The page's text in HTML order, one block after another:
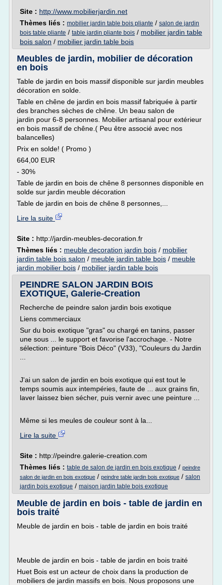
Site : http://www.mobilierjardin.net
Thèmes liés : mobilier jardin table bois pliante / salon de jardin
bois table pliante / table jardin pliante bois / mobilier jardin table
bois salon / mobilier jardin table bois
Meubles de jardin, mobilier de décoration
en bois
Table de jardin en bois massif disponible sur jardin meubles
décoration en solde.
Table en chêne de jardin en bois massif fabriquée à partir
des branches sèches de chêne. Un beau salon de
jardin pour 6-8 personnes. Mobilier artisanal pour extérieur
en bois massif de chêne.( Peu être associé avec nos
balancelles)
Prix en solde! ( Promo )
664,00 EUR
- 30%
Table de jardin en bois de chêne 8 personnes disponible en
solde sur jardin meuble décoration
Table de jardin en bois de chêne 8 personnes,...
Lire la suite
Site : http://jardin-meubles-decoration.fr
Thèmes liés : meuble decoration jardin bois / mobilier
jardin table bois salon / meuble jardin table bois / meuble
jardin mobilier bois / mobilier jardin table bois
PEINDRE SALON JARDIN BOIS
EXOTIQUE, Galerie-Creation
Recherche de peindre salon jardin bois exotique
Liens commerciaux
Sur du bois exotique "gras" ou chargé en tanins, passer
une sous ... le support et favorise l'accrochage. - Notre
sélection: peinture "Bois Déco" (V33), "Couleurs du Jardin
J'ai un salon de jardin en bois exotique qui est tout le
temps soumis aux intempéries, faute de ... aux grains fin,
laver laissez bien sécher, puis vernir avec une peinture ...
Même si les meules de couleur sont à la...
Lire la suite
Site : http://peindre.galerie-creation.com
Thèmes liés : table de salon de jardin en bois exotique / peindre
salon de jardin en bois exotique / peindre table jardin bois exotique / salon
jardin bois exotique / maison jardin table bois exotique
Meuble de jardin en bois - table de jardin en
bois traité
Meuble de jardin en bois - table de jardin en bois traité
Meuble de jardin en bois - table de jardin en bois traité
Huet Bois est un acteur de choix dans la production de
mobiliers de jardin massifs en bois. Nous proposons une